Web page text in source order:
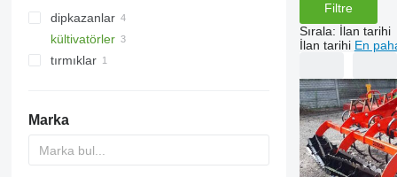
dipkazanlar
kültivatörler
tırmıklar
Marka
Filtre
Sırala: İlan tarihi
İlan tarihi En